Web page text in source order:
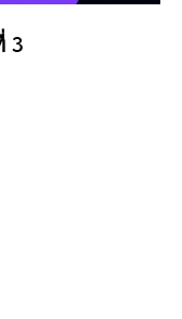
3